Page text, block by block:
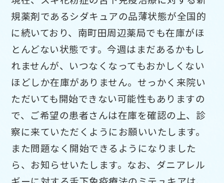
規薬剤であるシダキュアの品薄状態が全国的
に続いており、南町田周辺薬局でも在庫がほ
とんどない状態です。今週はまだあるかもし
れませんが、いつなくなってもおかしくない
ほどしか在庫がありません。せっかく来院い
ただいても開始できない可能性もありますの
で、ご希望の患者さんは在庫を確認の上、診
察に来ていただくようにお願いいたします。
また問題なく開始できるようになりました
ら、お知らせいたします。なお、ダニアレル